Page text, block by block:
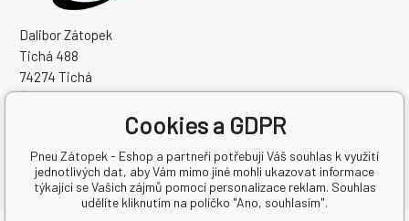
Dalibor Zátopek
Tichá 488
74274 Tichá
Česká Republika
DIČ: CZ7504094994
Cookies a GDPR
Pneu Zátopek - Eshop a partneři potřebují Váš souhlas k využití
jednotlivých dat, aby Vám mimo jiné mohli ukazovat informace
týkající se Vašich zájmů pomocí personalizace reklam. Souhlas
udělíte kliknutím na políčko "Ano, souhlasím".